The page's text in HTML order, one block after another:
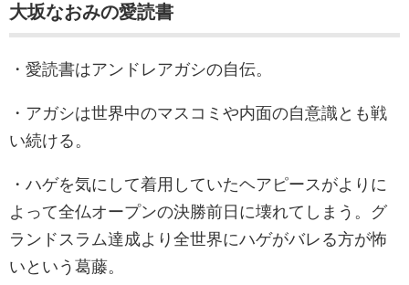
大坂なおみの愛読書
・愛読書はアンドレアガシの自伝。
・アガシは世界中のマスコミや内面の自意識とも戦
い続ける。
・ハゲを気にして着用していたヘアピースがよりに
よって全仏オープンの決勝前日に壊れてしまう。グ
ランドスラム達成より全世界にハゲがバレる方が怖
いという葛藤。